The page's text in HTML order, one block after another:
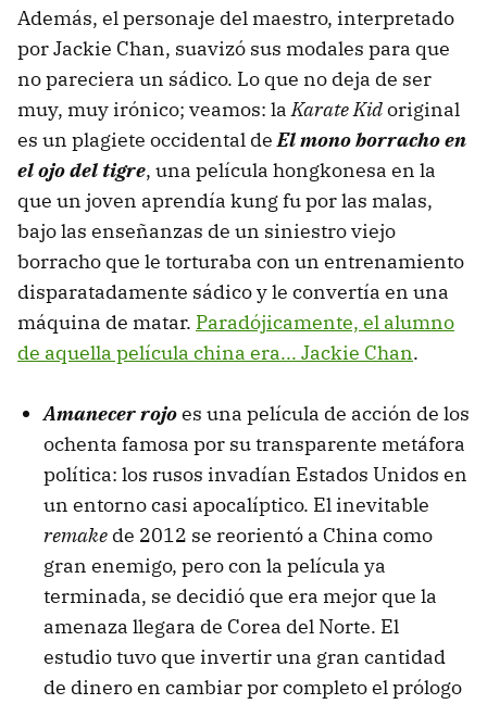
Además, el personaje del maestro, interpretado
por Jackie Chan, suavizó sus modales para que
no pareciera un sádico. Lo que no deja de ser
muy, muy irónico; veamos: laKarate Kidoriginal
es un plagiete occidental deEl mono borracho en
el ojo del tigre, una película hongkonesa en la
que un joven aprendía kung fu por las malas,
bajo las enseñanzas de un siniestro viejo
borracho que le torturaba con un entrenamiento
disparatadamente sádico y le convertía en una
máquina de matar. Paradójicamente, el alumno
de aquella película china era... Jackie Chan.
Amanecer rojoes una película de acción de los
ochenta famosa por su transparente metáfora
política: los rusos invadían Estados Unidos en
un entorno casi apocalíptico. El inevitable
remake de 2012 se reorientó a China como
gran enemigo, pero con la película ya
terminada, se decidió que era mejor que la
amenaza llegara de Corea del Norte. El
estudio tuvo que invertir una gran cantidad
de dinero en cambiar por completo el prólogo